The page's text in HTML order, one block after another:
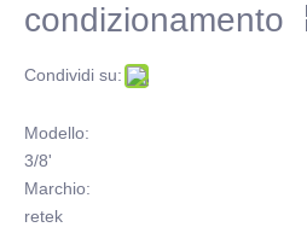
condizionamento
Condividi su:
Modello:
3/8'
Marchio:
retek